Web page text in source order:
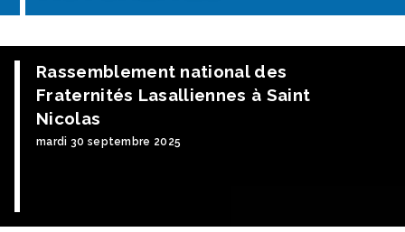
Rassemblement national des
Fraternités Lasalliennes à Saint
Nicolas
mardi 30 septembre 2025